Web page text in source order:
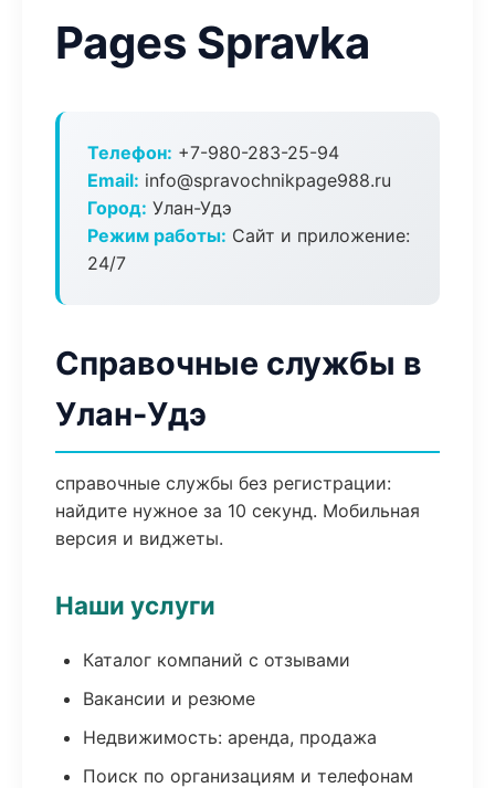
Pages Spravka
Телефон: +7-980-283-25-94
Email: info@spravochnikpage988.ru
Город: Улан-Удэ
Режим работы: Сайт и приложение:
24/7
Справочные службы в
Улан-Удэ
справочные службы без регистрации:
найдите нужное за 10 секунд. Мобильная
версия и виджеты.
Наши услуги
Каталог компаний с отзывами
Вакансии и резюме
Недвижимость: аренда, продажа
Поиск по организациям и телефонам